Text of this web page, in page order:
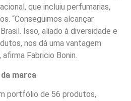
que incluiu perfumarias,
“Conseguimos alcançar
Isso, aliado à diversidade e
nos dá uma vantagem
Fabricio Bonin.
marca
portfólio de 56 produtos,